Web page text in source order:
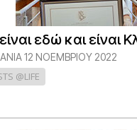
εδώ και είναι
12 ΝΟΕΜΒΡΙΟΥ 2022
@LIFE